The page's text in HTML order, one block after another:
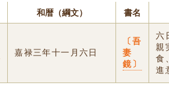
和暦（綱文） 書名
嘉禄三年十一月六日
〔吾
妻
鏡〕
六
親
食
進